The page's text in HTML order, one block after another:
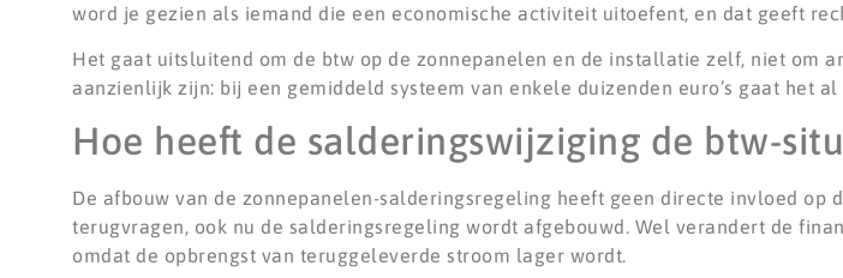
word je gezien als iemand die een economische activiteit uitoefent, en dat geeft
Het gaat uitsluitend om de btw op de zonnepanelen en de installatie zelf, niet om
aanzienlijk zijn: bij een gemiddeld systeem van enkele duizenden euro’s gaat het
Hoe heeft de salderingswijziging de btw-
De afbouw van de zonnepanelen-salderingsregeling heeft geen directe invloed op
terugvragen, ook nu de salderingsregeling wordt afgebouwd. Wel verandert de
omdat de opbrengst van teruggeleverde stroom lager wordt.